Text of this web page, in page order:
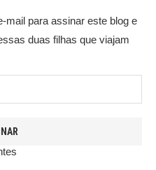
mail para assinar este blog e
duas filhas que viajam